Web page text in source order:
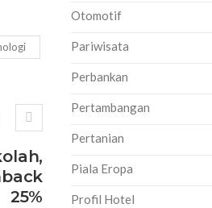
25%
Otomotif
Pariwisata
Perbankan
Pertambangan
Pertanian
Piala Eropa
Profil Hotel